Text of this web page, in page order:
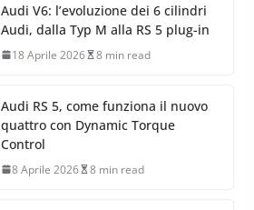
Audi V6: l’evoluzione dei 6 cilindri
Audi, dalla Typ M alla RS 5 plug-in
18 Aprile 2026 8 min read
Audi RS 5, come funziona il nuovo
quattro con Dynamic Torque
Control
8 Aprile 2026 8 min read